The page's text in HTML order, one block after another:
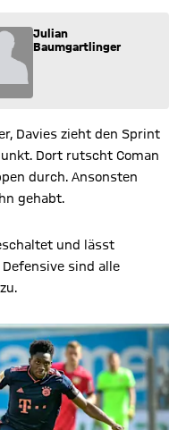
Baumgartlinger (15)
Julian
Baumgartlinger
Davies zieht den Sprint
Dort rutscht Coman
durch. Ansonsten
gehabt.
und lässt
sind alle